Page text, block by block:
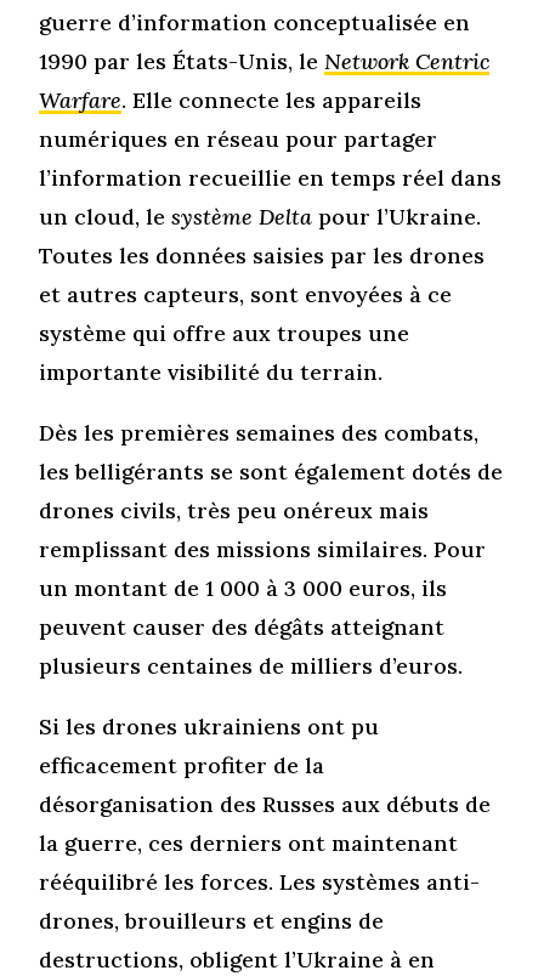
guerre d’information conceptualisée en
1990 par les États-Unis, leNetwork Centric
Warfare. Elle connecte les appareils
numériques en réseau pour partager
l’information recueillie en temps réel dans
un cloud, lesystème Delta pour l’Ukraine.
Toutes les données saisies par les drones
et autres capteurs, sont envoyées à ce
système qui offre aux troupes une
importante visibilité du terrain.
Dès les premières semaines des combats,
les belligérants se sont également dotés de
drones civils, très peu onéreux mais
remplissant des missions similaires. Pour
un montant de 1 000 à 3 000 euros, ils
peuvent causer des dégâts atteignant
plusieurs centaines de milliers d’euros.
Si les drones ukrainiens ont pu
efficacement profiter de la
désorganisation des Russes aux débuts de
la guerre, ces derniers ont maintenant
rééquilibré les forces. Les systèmes anti-
drones, brouilleurs et engins de
destructions, obligent l’Ukraine à en